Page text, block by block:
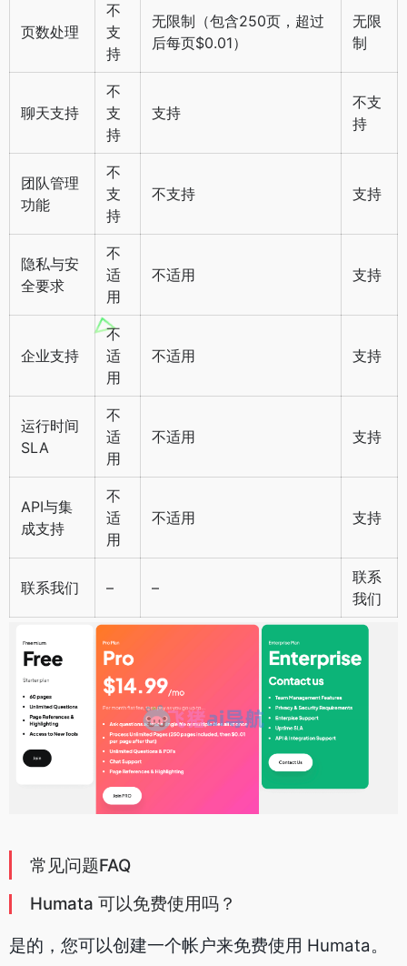
页数处理
不
支
持
无限制（包含250页，超过
后每页$0.01）
无限
制
聊天支持
不
支
持
支持
不支
持
团队管理
功能
不
支
持
不支持 支持
隐私与安
全要求
不
适
用
不适用 支持
企业支持
不
适
用
不适用 支持
运行时间
SLA
不
适
用
不适用 支持
API与集
成支持
不
适
用
不适用 支持
联系我们 – –
联系
我们
常见问题FAQ
Humata 可以免费使用吗？
是的，您可以创建一个帐户来免费使用 Humata。